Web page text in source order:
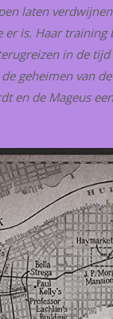
laten
er is. Haar
in de
geheimen van
en de Mageus